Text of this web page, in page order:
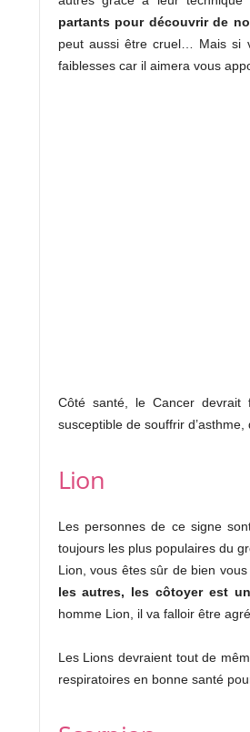
partants pour découvrir de
peut aussi être cruel… Mais si
faiblesses car il aimera vous
Côté santé, le Cancer devrait
susceptible de souffrir
Lion
Les personnes de ce signe
toujours les plus populaires du
Lion, vous êtes sûr de bien
les autres, les côtoyer est
homme Lion, il va falloir être
Les Lions devraient tout de
respiratoires en bonne santé